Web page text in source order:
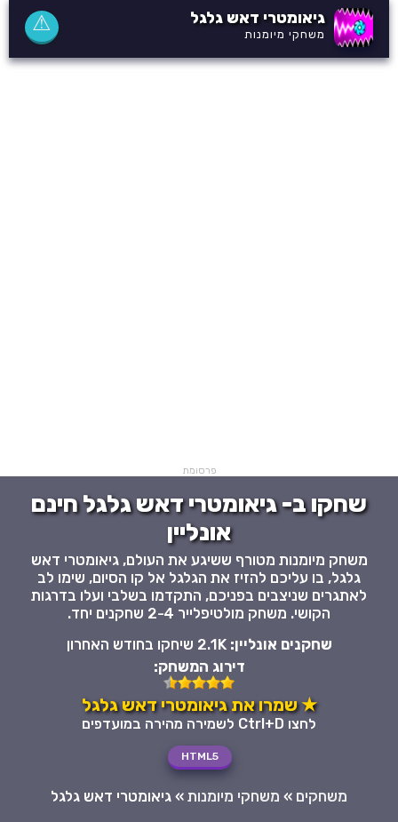
גיאומטרי דאש גלגל
משחקי מיומנות ⚠
פרסומת
שחקו ב- גיאומטרי דאש גלגל חינם
אונליין
משחק מיומנות מטורף ששיגע את העולם, גיאומטרי דאש
גלגל, בו עליכם להזיז את הגלגל אל קו הסיום, שימו לב
לאתגרים שניצבים בפניכם, התקדמו בשלבי ועלו בדרגות
הקושי. משחק מולטיפלייר 2-4 שחקנים יחד.
שחקנים אונליין:2.1K שיחקו בחודש האחרון
דירוג המשחק:
★ שמרו את גיאומטרי דאש גלגל
לחצו Ctrl+D לשמירה מהירה במועדפים
HTML5
משחקים » משחקי מיומנות » גיאומטרי דאש גלגל